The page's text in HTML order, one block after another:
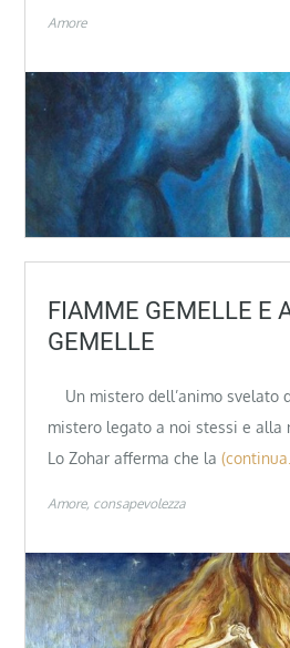
Amore
FIAMME GEMELLE E
GEMELLE
Un mistero dell’animo svelato
mistero legato a noi stessi e alla
Lo Zohar afferma che la
Amore consapevolezza